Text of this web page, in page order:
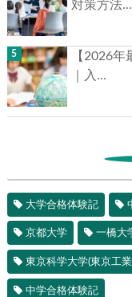
対策方法...
【2026
｜入...
大学合格体験記
京都大学 一橋大
東京科学大学(東京工
中学合格体験記